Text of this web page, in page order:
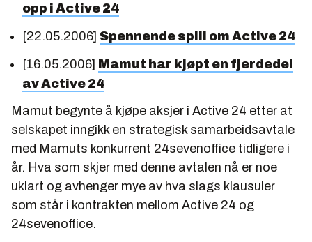
opp i Active 24
[22.05.2006] Spennende spill om Active 24
[16.05.2006] Mamut har kjøpt en fjerdedel
av Active 24
Mamut begynte å kjøpe aksjer i Active 24 etter at
selskapet inngikk en strategisk samarbeidsavtale
med Mamuts konkurrent 24sevenoffice tidligere i
år. Hva som skjer med denne avtalen nå er noe
uklart og avhenger mye av hva slags klausuler
som står i kontrakten mellom Active 24 og
24sevenoffice.